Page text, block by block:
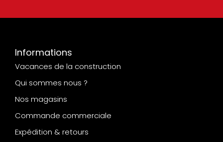
Informations
Vacances de la construction
Qui sommes nous ?
Nos magasins
Commande commerciale
Expédition & retours